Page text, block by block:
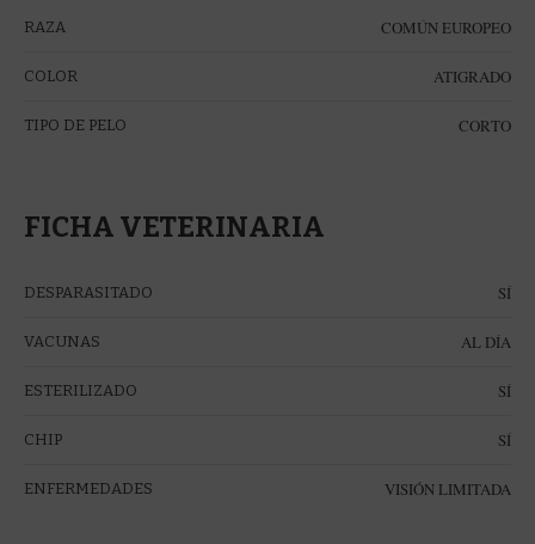
RAZA COMÚN EUROPEO
COLOR ATIGRADO
TIPO DE PELO CORTO
FICHA VETERINARIA
DESPARASITADO SÍ
VACUNAS AL DÍA
ESTERILIZADO SÍ
CHIP SÍ
ENFERMEDADES VISIÓN LIMITADA